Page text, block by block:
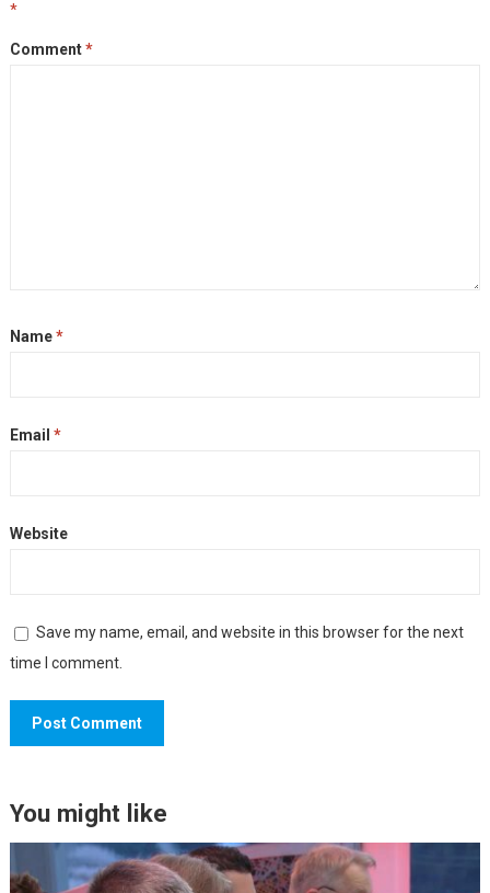
*
Comment*
Name*
Email *
Website
Save my name, email, and website in this browser for the next
time I comment.
You might like